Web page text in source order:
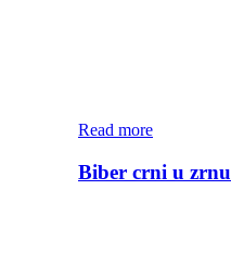
Read more
Biber crni u zrnu